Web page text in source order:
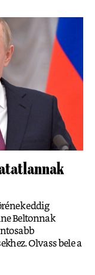
eddig
Beltonnak
Olvass bele a